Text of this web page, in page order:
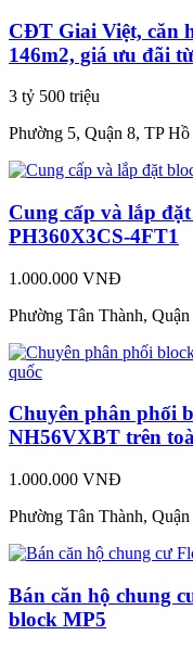
CĐT Giai Việt, căn
146m2, giá ưu đãi
3 tỷ 500 triệu
Phường 5, Quận 8, TP
Cung cấp và lắp
PH360X3CS-4FT1
1.000.000 VNĐ
Phường Tân Thành,
Chuyên phân phối
NH56VXBT trên
1.000.000 VNĐ
Phường Tân Thành,
Bán căn hộ chung
block MP5